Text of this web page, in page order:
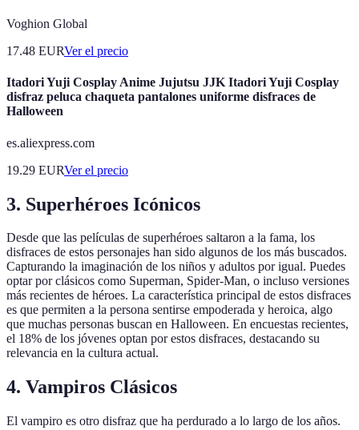
Voghion Global
17.48 EURVer el precio
Itadori Yuji Cosplay Anime Jujutsu JJK Itadori Yuji Cosplay
disfraz peluca chaqueta pantalones uniforme disfraces de
Halloween
es.aliexpress.com
19.29 EURVer el precio
3. Superhéroes Icónicos
Desde que las películas de superhéroes saltaron a la fama, los
disfraces de estos personajes han sido algunos de los más buscados.
Capturando la imaginación de los niños y adultos por igual. Puedes
optar por clásicos como Superman, Spider-Man, o incluso versiones
más recientes de héroes. La característica principal de estos disfraces
es que permiten a la persona sentirse empoderada y heroica, algo
que muchas personas buscan en Halloween. En encuestas recientes,
el 18% de los jóvenes optan por estos disfraces, destacando su
relevancia en la cultura actual.
4. Vampiros Clásicos
El vampiro es otro disfraz que ha perdurado a lo largo de los años.